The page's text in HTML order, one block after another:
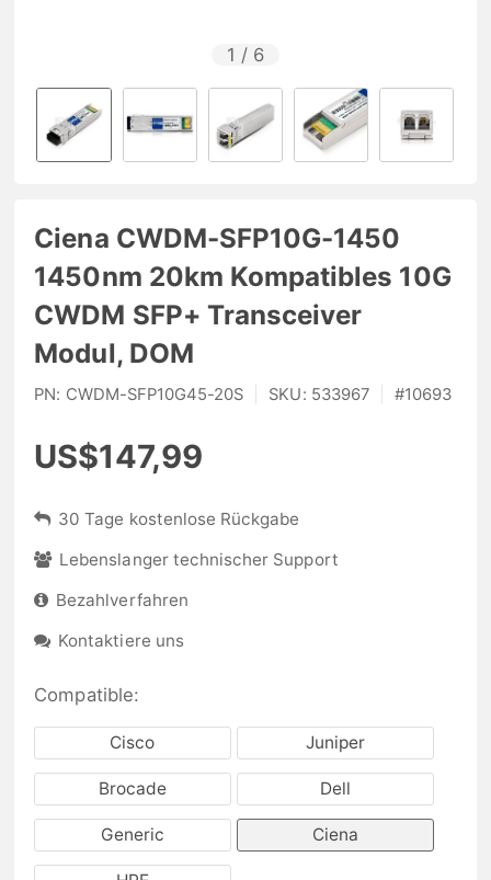
1 / 6
Ciena CWDM-SFP10G-1450
1450nm 20km Kompatibles 10G
CWDM SFP+ Transceiver
Modul, DOM
PN: CWDM-SFP10G45-20S SKU: 533967 #10693
US$147,99
30 Tage kostenlose Rückgabe
Lebenslanger technischer Support
Bezahlverfahren
Kontaktiere uns
Compatible:
Cisco Juniper
Brocade Dell
Generic Ciena